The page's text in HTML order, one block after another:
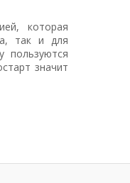
которая
так и для
пользуются
значит